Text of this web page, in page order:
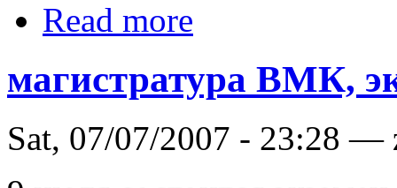
Read more
магистратура ВМК,
Sat, 07/07/2007 - 23:28 —